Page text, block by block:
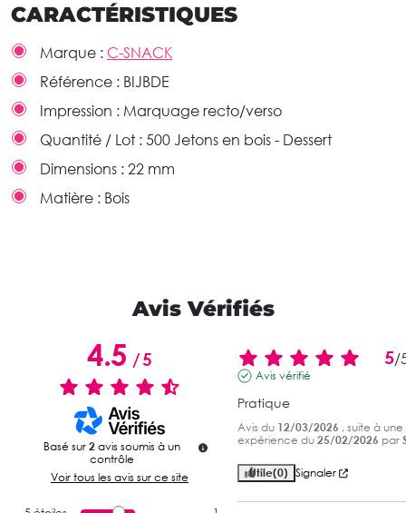
CARACTÉRISTIQUES
Marque : C-SNACK
Référence : BIJBDE
Impression : Marquage recto/verso
Quantité / Lot : 500 Jetons en bois - Dessert
Dimensions : 22 mm
Matière : Bois
Avis Vérifiés
4.5/5
Basé sur 2 avis soumis à un
contrôle
Voir tous les avis sur ce site
5/
Avis vérifié
Pratique
Avis du 12/03/2026 , suite à une
expérience du 25/02/2026 par
Utile(0) Signaler